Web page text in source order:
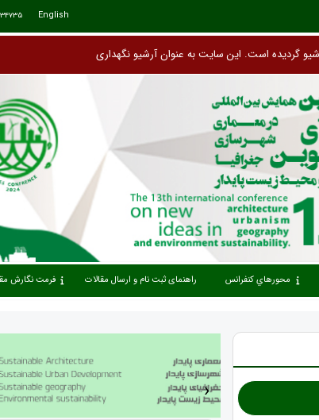
English
محورهاي كنفرانس راهنمای ثبت نام و ارسال مقالات فرمت نگارش
›